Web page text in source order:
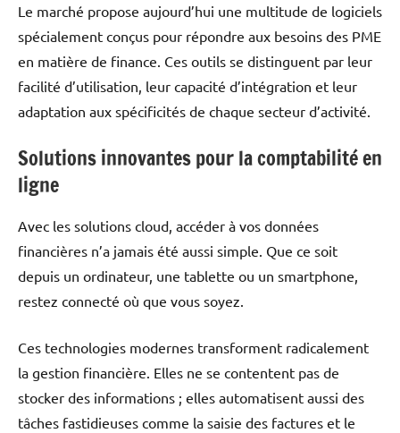
Le marché propose aujourd’hui une multitude de logiciels
spécialement conçus pour répondre aux besoins des PME
en matière de finance. Ces outils se distinguent par leur
facilité d’utilisation, leur capacité d’intégration et leur
adaptation aux spécificités de chaque secteur d’activité.
Solutions innovantes pour la comptabilité en
ligne
Avec les solutions cloud, accéder à vos données
financières n’a jamais été aussi simple. Que ce soit
depuis un ordinateur, une tablette ou un smartphone,
restez connecté où que vous soyez.
Ces technologies modernes transforment radicalement
la gestion financière. Elles ne se contentent pas de
stocker des informations ; elles automatisent aussi des
tâches fastidieuses comme la saisie des factures et le